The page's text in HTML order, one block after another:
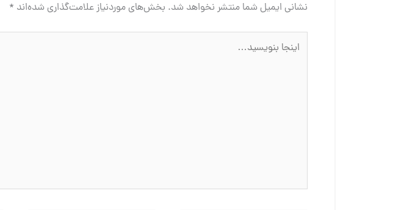
نشانی ایمیل شما منتشر نخواهد شد. بخش‌های موردنیاز علامت‌گذاری شده‌اند *
اینجا
بنویسید…